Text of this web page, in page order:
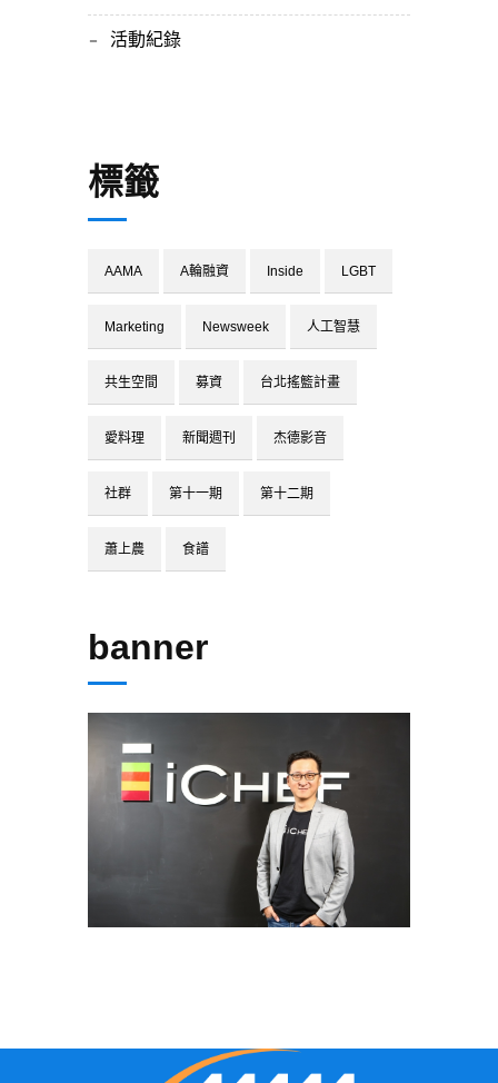
活動紀錄
標籤
AAMA A輪融資 Inside LGBT
Marketing Newsweek 人工智慧
共生空間 募資 台北搖籃計畫
愛料理 新聞週刊 杰德影音
社群 第十一期 第十二期
蕭上農 食譜
banner